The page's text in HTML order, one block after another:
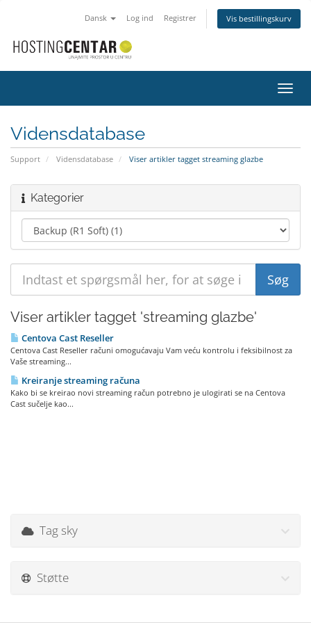
Dansk Log ind Registrer Vis bestillingskurv
Skift
Vidensdatabase
Support Vidensdatabase Viser artikler tagget streaming glazbe
Kategorier
Viser artikler tagget 'streaming glazbe'
Centova Cast Reseller
Centova Cast Reseller računi omogućavaju Vam veću kontrolu i feksibilnost za
Vaše streaming...
Kreiranje streaming računa
Kako bi se kreirao novi streaming račun potrebno je ulogirati se na Centova
Cast sučelje kao...
Tag sky
Støtte